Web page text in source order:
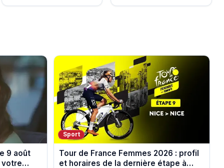
9 août
votre
Sport
Tour de France Femmes 2026 : profil
et horaires de la dernière étape à